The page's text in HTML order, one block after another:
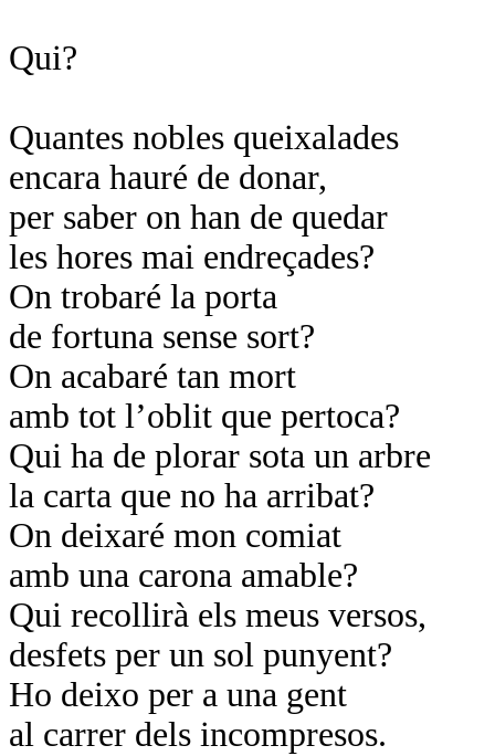
Qui?
Quantes nobles queixalades
encara hauré de donar,
per saber on han de quedar
les hores mai endreçades?
On trobaré la porta
de fortuna sense sort?
On acabaré tan mort
amb tot l’oblit que pertoca?
Qui ha de plorar sota un arbre
la carta que no ha arribat?
On deixaré mon comiat
amb una carona amable?
Qui recollirà els meus versos,
desfets per un sol punyent?
Ho deixo per a una gent
al carrer dels incompresos.